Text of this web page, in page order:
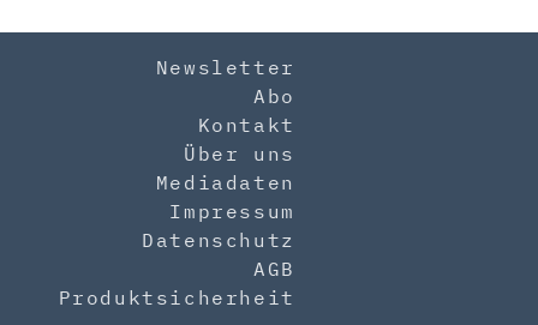
Newsletter
Abo
Kontakt
Über uns
Mediadaten
Impressum
Datenschutz
AGB
Produktsicherheit